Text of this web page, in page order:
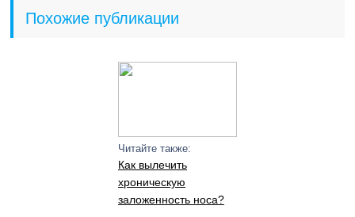
Похожие публикации
Читайте также:
Как вылечить
хроническую
заложенность носа?